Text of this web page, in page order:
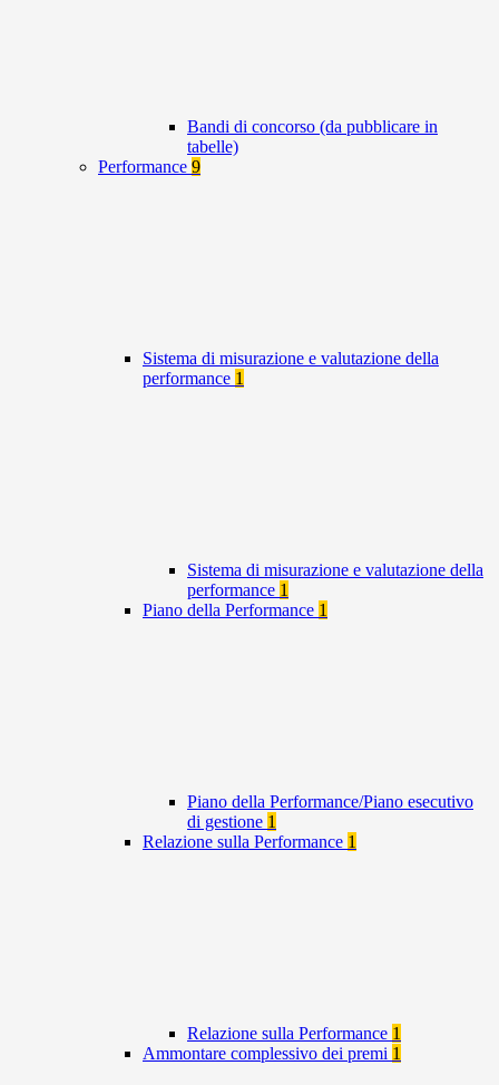
Bandi di concorso (da pubblicare in
tabelle)
Performance 9
Sistema di misurazione e valutazione della
performance 1
Sistema di misurazione e valutazione della
performance 1
Piano della Performance 1
Piano della Performance/Piano esecutivo
di gestione 1
Relazione sulla Performance 1
Relazione sulla Performance 1
Ammontare complessivo dei premi 1